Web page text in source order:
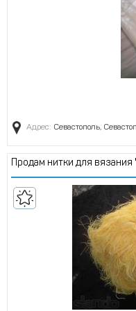
Адрес: Севастополь,
Продам нитки для вязания